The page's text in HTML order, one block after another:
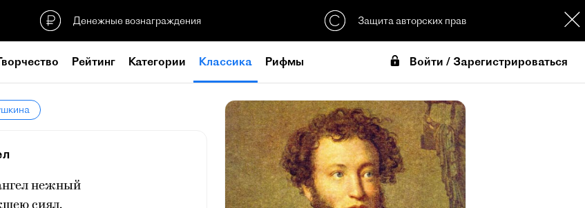
Денежные вознаграждения Защита авторских прав
Рейтинг Категории Классика Рифмы Войти / Зарегистрироваться
нежный